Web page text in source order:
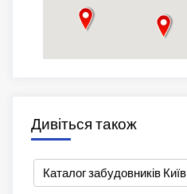
Дивіться також
Каталог забудовників Київ